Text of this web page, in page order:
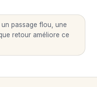
passage flou, une
retour améliore ce